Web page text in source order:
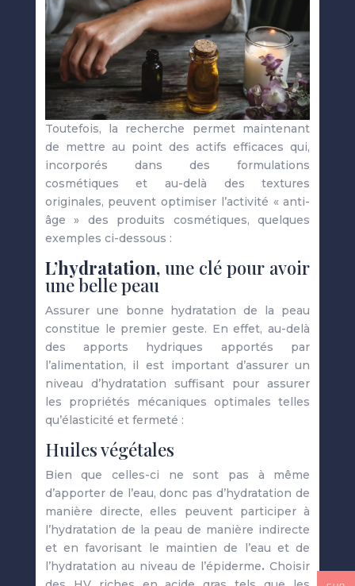
Toutefois, la recherche permet maintenant
de mettre au point des actifs efficaces qui,
incorporés dans des formulations
cosmétiques et au-delà des textures
originales, peuvent optimiser l’activité « anti-
âge » des produits cosmétiques, quelques
exemples ci-dessous :
L’hydratation,une clé pour avoir
une belle peau
Assurer une bonne hydratation de la peau
constitue le premier geste. En effet, au-delà
des apports hydriques apportés par
l’alimentation, il est important d’assurer un
niveau d’hydratation suffisant pour assurer
les propriétés mécaniques optimales telles
qu’élasticité et fermeté :
Huiles végétales
Bien que celles-ci ne sont pas à même
d’apporter de l’eau, donc pas d’hydratation de
manière directe, elles peuvent participer à
l’hydratation de la peau de manière indirecte
et en favorisant le maintien de l’eau et de
l’hydratation au niveau de l’épiderme.Choisir